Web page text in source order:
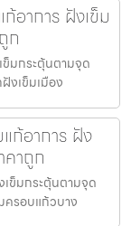
อาการ ฝังเข็ม
ก
มกระตุ้นตามจุด
งเข็มเมือง
ก้อาการ ฝัง
คาถูก
ข็มกระตุ้นตามจุด
ครอบแก้วบาง